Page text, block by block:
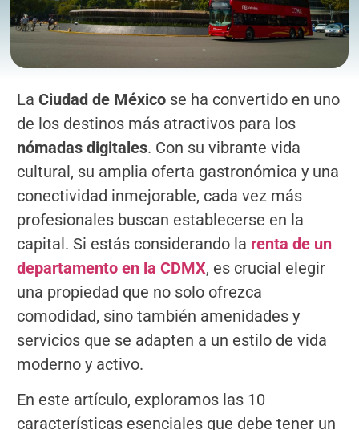
La Ciudad de Méxicose ha convertido en uno
de los destinos más atractivos para los
nómadas digitales. Con su vibrante vida
cultural, su amplia oferta gastronómica y una
conectividad inmejorable, cada vez más
profesionales buscan establecerse en la
capital. Si estás considerando la renta de un
departamento en la CDMX, es crucial elegir
una propiedad que no solo ofrezca
comodidad, sino también amenidades y
servicios que se adapten a un estilo de vida
moderno y activo.
En este artículo, exploramos las 10
características esenciales que debe tener un